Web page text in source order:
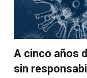
A cinco años
sin